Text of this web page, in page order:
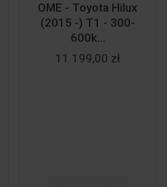
OME - Toyota Hilux
(2015 -) T1 - 300-
600k...
11 199,00 zł